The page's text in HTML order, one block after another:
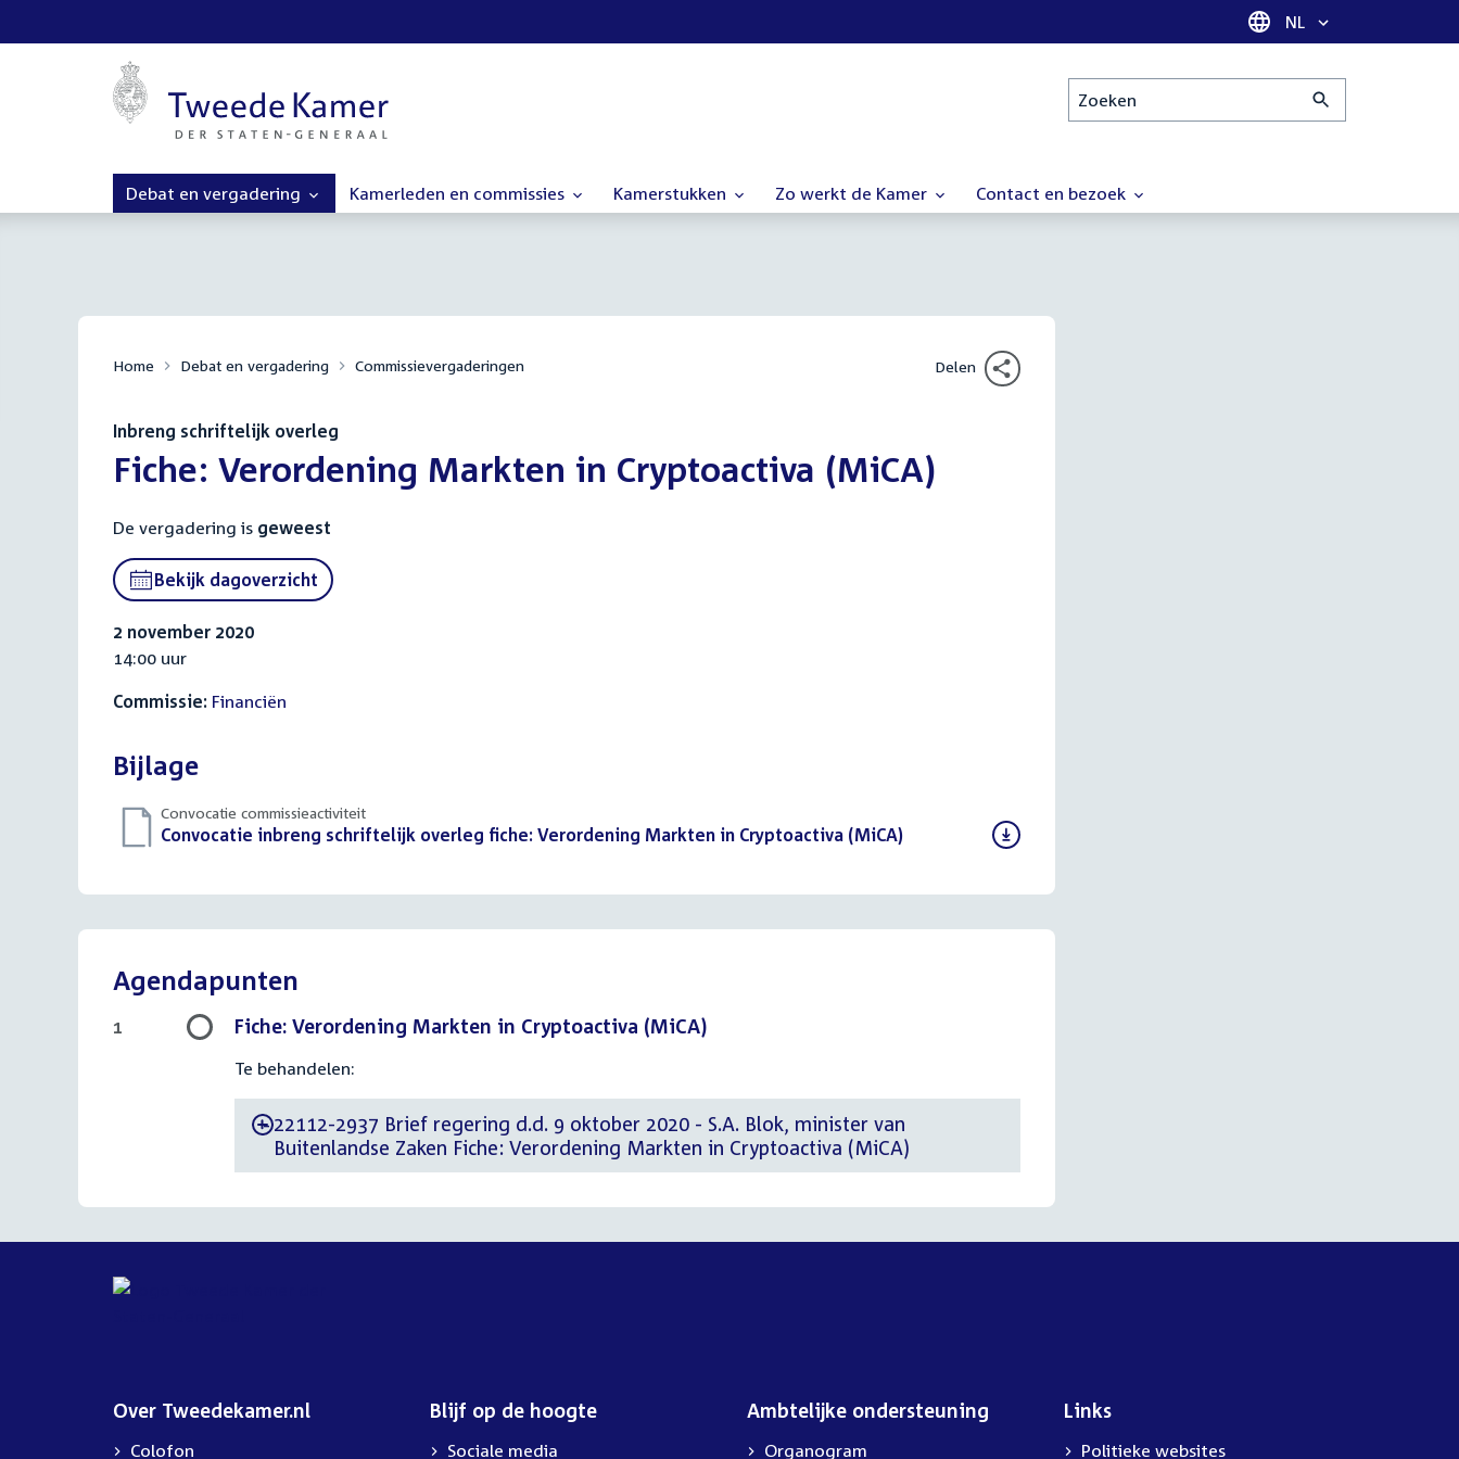
Taal selectie
NL
Zoeken
Debat en vergadering Kamerleden en commissies Kamerstukken Zo werkt de Kamer Contact en bezoek
Home Debat en vergadering Commissievergaderingen Delen
Inbreng schriftelijk overleg
:Fiche: Verordening Markten in Cryptoactiva (MiCA)
De vergadering is geweest
Bekijk dagoverzicht
2 november 2020
14:00 uur
Commissie: Financiën
Bijlage
Convocatie commissieactiviteit
Download
Convocatie inbreng schriftelijk overleg fiche: Verordening Markten in Cryptoactiva (MiCA)
Agendapunten
Fiche: Verordening Markten in Cryptoactiva (MiCA)
Te behandelen:
-22112-2937 Brief regering d.d. 9 oktober 2020 - S.A. Blok, minister van
Buitenlandse Zaken Fiche: Verordening Markten in Cryptoactiva (MiCA)
1
Over Tweedekamer.nl
Colofon
Blijf op de hoogte
Sociale media
Ambtelijke ondersteuning
Organogram
Links
Politieke websites